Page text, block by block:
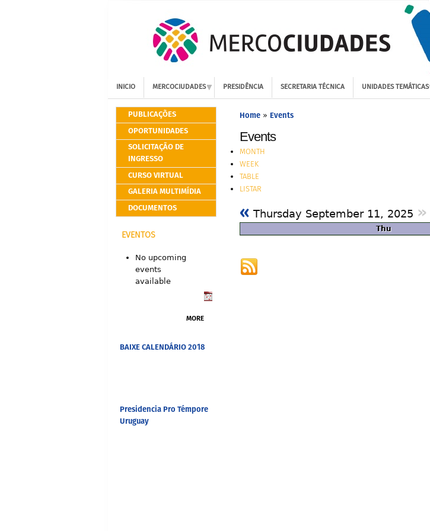
INICIO MERCOCIUDADES PRESIDÊNCIA SECRETARIA TÉCNICA UNIDADES TEMÁTICAS
PUBLICAÇÕES
OPORTUNIDADES
SOLICITAÇÃO DE
INGRESSO
CURSO VIRTUAL
GALERIA MULTIMÍDIA
DOCUMENTOS
EVENTOS
No upcoming
events
available
MORE
BAIXE CALENDÁRIO 2018
Presidencia Pro Témpore
Uruguay
Home » Events
Events
MONTH
WEEK
TABLE
LISTAR
« Thursday September 11, 2025 »
Thu